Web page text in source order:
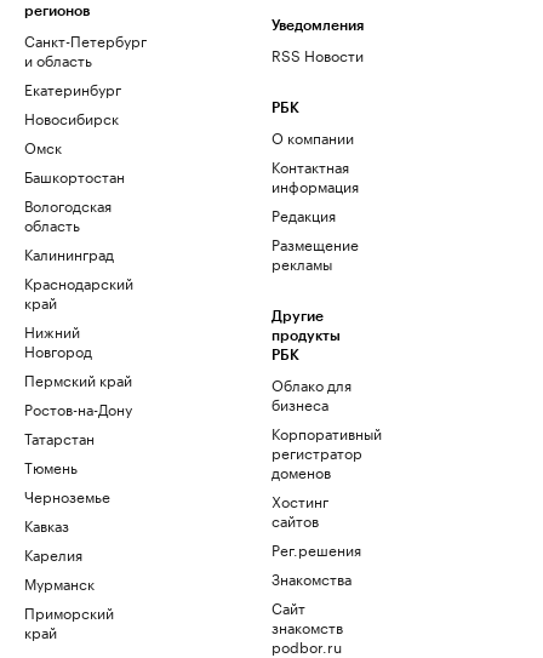
регионов
Санкт-Петербург
и область
Екатеринбург
Новосибирск
Омск
Башкортостан
Вологодская
область
Калининград
Краснодарский
край
Нижний
Новгород
Пермский край
Ростов-на-Дону
Татарстан
Тюмень
Черноземье
Кавказ
Карелия
Мурманск
Приморский
край
Уведомления
RSS Новости
РБК
О компании
Контактная
информация
Редакция
Размещение
рекламы
Другие
продукты
РБК
Облако для
бизнеса
Корпоративный
регистратор
доменов
Хостинг
сайтов
Рег.решения
Знакомства
Сайт
знакомств
podbor.ru